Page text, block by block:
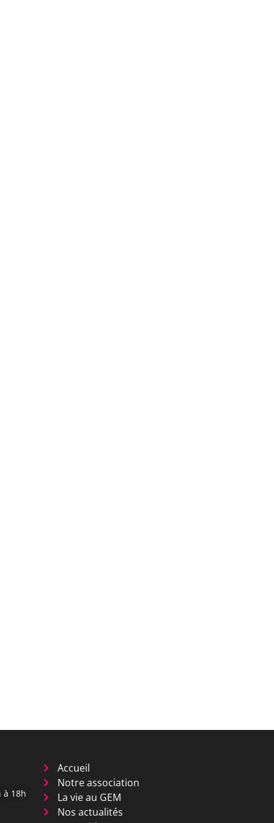
à 18h
Accueil
Notre association
La vie au GEM
Nos actualités